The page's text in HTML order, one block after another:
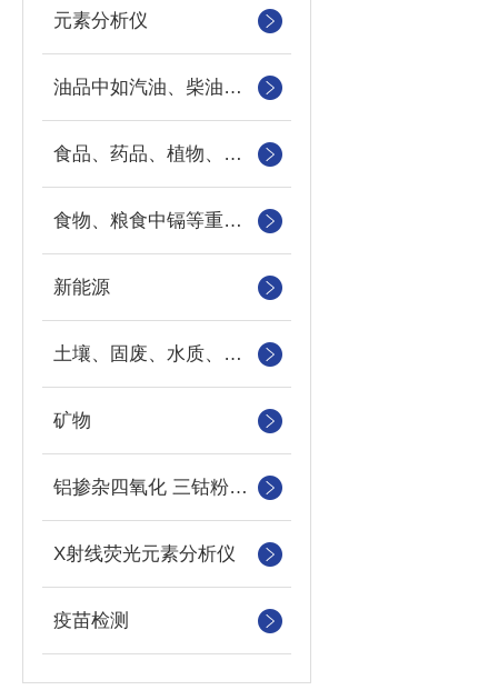
元素分析仪
油品中如汽油、柴油等样品中的硫、氯、硅、磷的快速分析
食品、药品、植物、地下水、地表水以及工业污水中重金属
食物、粮食中镉等重金属元素
新能源
土壤、固废、水质、农作物
矿物
铝掺杂四氧化 三钴粉末中钴、铝元素的检测
X射线荧光元素分析仪
疫苗检测